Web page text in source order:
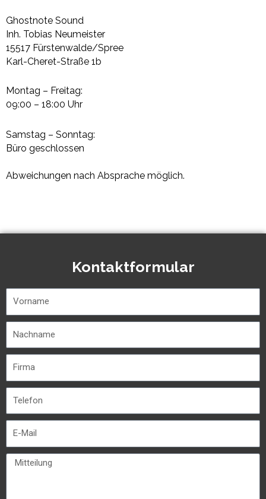
Ghostnote Sound
Inh. Tobias Neumeister
15517 Fürstenwalde/Spree
Karl-Cheret-Straße 1b
Montag – Freitag:
09:00 – 18:00 Uhr
Samstag – Sonntag:
Büro geschlossen
Abweichungen nach Absprache möglich.
Kontaktformular